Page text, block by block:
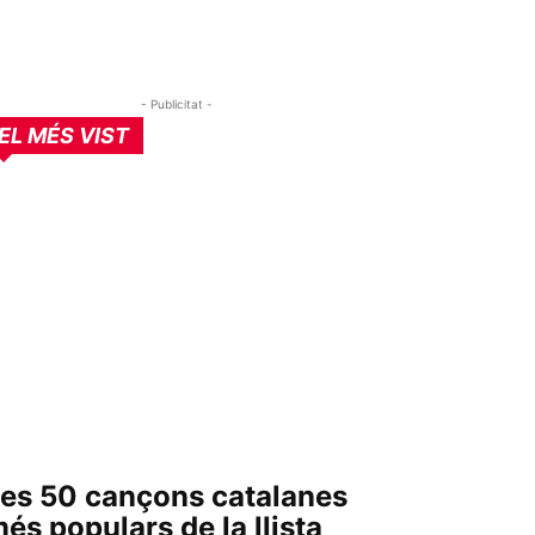
- Publicitat -
MÉS VIST
50 cançons catalanes
populars de la llista